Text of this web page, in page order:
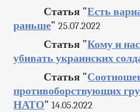
Статья "Есть
раньше" 25.07.2022
Статья "Кому и
убивать украинских
Статья "
противоборствующих
НАТО" 14.05.2022